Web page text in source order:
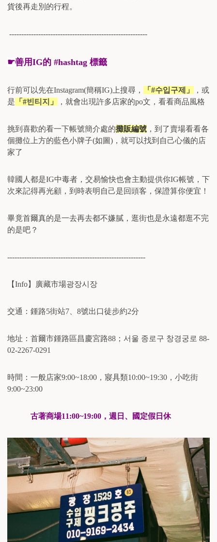
貨後再走別的行程。
---------------------------------------------------------
☛善用IG的 #hashtag 標籤
行前可以先在Instagram(簡稱IG) 上搜尋， 「 #수입구제 」
，或
是 「 #빈티지 」 ，就會出現許多店家的po文，看看商品風格
挑到喜歡的看一下帳號簡介處的攤販編號 ，到了賣場看看各
個攤位上方的藍色小牌子(如圖) ，就可以找到自己心儀的店
家了
韓國人都是IG中毒者，交易愉快也會主動提供你IG帳號，下
次來記得再光顧，到時表明自己是回頭客，保證算你便宜！
畢竟首爾真的是一去再去都不嫌膩，逛街也是永遠都逛不完
的是吧？
---------------------------------------------------------
【Info】廣藏市場광장시장
交通：鍾路5街站7 8號出口徒步約2分
地址：首爾市鍾路區昌慶宮路88 ； 서울 종로구 창경궁로 88­
02-2267-0291
時間：一般店家9:00~18:00 ，寢具類10:00~19:30 ，小吃街
9:00~23:00
古著商場11:00~19:00 ，週日、國定假日休